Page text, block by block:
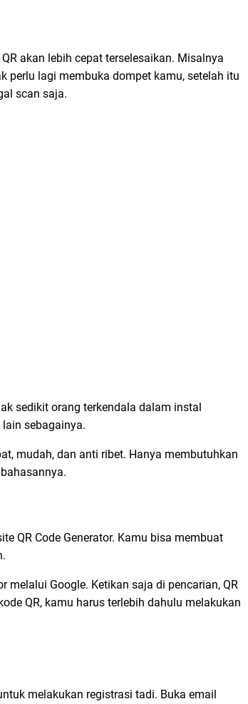
akan lebih cepat terselesaikan. Misalnya
perlu lagi membuka dompet kamu, setelah itu
scan saja.
sedikit orang terkendala dalam instal
sebagainya.
mudah, dan anti ribet. Hanya membutuhkan
QR Code Generator. Kamu bisa membuat
melalui Google. Ketikan saja di pencarian, QR
QR, kamu harus terlebih dahulu melakukan
melakukan registrasi tadi. Buka email